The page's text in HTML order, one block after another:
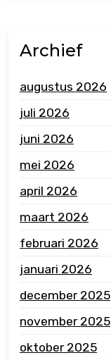
Archief
augustus 2026
juli 2026
juni 2026
mei 2026
april 2026
maart 2026
februari 2026
januari 2026
december 2025
november 2025
oktober 2025